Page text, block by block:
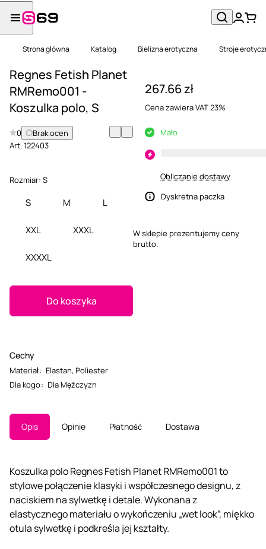
Strona główna Katalog Bielizna erotyczna Stroje
Regnes Fetish Planet
RMRemo001 -
Koszulka polo, S
0
Brak ocen
Art.122403
Rozmiar: S
S M L
XXL XXXL
XXXXL
Do koszyka
Cechy
Materiał: Elastan, Poliester
Dla kogo: Dla Mężczyzn
267.66 zł
Cena zawiera VAT 23%
Mało
Obliczanie dostawy
Dyskretna paczka
W sklepie prezentujemy ceny
brutto.
Opis Opinie Płatność Dostawa
Koszulka polo Regnes Fetish Planet RMRemo001 to
stylowe połączenie klasyki i współczesnego designu, z
naciskiem na sylwetkę i detale. Wykonana z
elastycznego materiału o wykończeniu „wet look”, miękko
otula sylwetkę i podkreśla jej kształty.